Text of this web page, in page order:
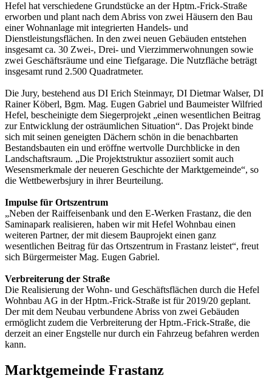
Hefel hat verschiedene Grundstücke an der Hptm.-Frick-Straße
erworben und plant nach dem Abriss von zwei Häusern den Bau
einer Wohnanlage mit integrierten Handels- und
Dienstleistungsflächen. In den zwei neuen Gebäuden entstehen
insgesamt ca. 30 Zwei-, Drei- und Vierzimmerwohnungen sowie
zwei Geschäftsräume und eine Tiefgarage. Die Nutzfläche beträgt
insgesamt rund 2.500 Quadratmeter.
Die Jury, bestehend aus DI Erich Steinmayr, DI Dietmar Walser, DI
Rainer Köberl, Bgm. Mag. Eugen Gabriel und Baumeister Wilfried
Hefel, bescheinigte dem Siegerprojekt „einen wesentlichen Beitrag
zur Entwicklung der osträumlichen Situation“. Das Projekt binde
sich mit seinen geneigten Dächern schön in die benachbarten
Bestandsbauten ein und eröffne wertvolle Durchblicke in den
Landschaftsraum. „Die Projektstruktur assoziiert somit auch
Wesensmerkmale der neueren Geschichte der Marktgemeinde“, so
die Wettbewerbsjury in ihrer Beurteilung.
Impulse für Ortszentrum
„Neben der Raiffeisenbank und den E-Werken Frastanz, die den
Saminapark realisieren, haben wir mit Hefel Wohnbau einen
weiteren Partner, der mit diesem Bauprojekt einen ganz
wesentlichen Beitrag für das Ortszentrum in Frastanz leistet“, freut
sich Bürgermeister Mag. Eugen Gabriel.
Verbreiterung der Straße
Die Realisierung der Wohn- und Geschäftsflächen durch die Hefel
Wohnbau AG in der Hptm.-Frick-Straße ist für 2019/20 geplant.
Der mit dem Neubau verbundene Abriss von zwei Gebäuden
ermöglicht zudem die Verbreiterung der Hptm.-Frick-Straße, die
derzeit an einer Engstelle nur durch ein Fahrzeug befahren werden
kann.
Marktgemeinde Frastanz